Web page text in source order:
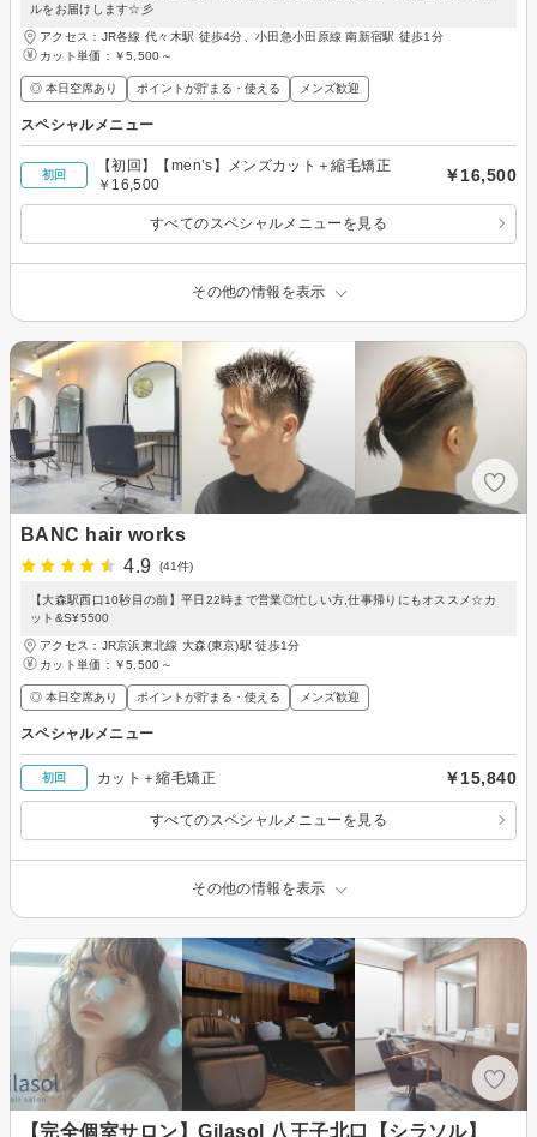
ルをお届けします☆彡
アクセス：JR各線 代々木駅 徒歩4分、小田急小田原線 南新宿駅 徒歩1分
カット単価： ￥5,500～
◎ 本日空席あり ポイントが貯まる・使える メンズ歓迎
スペシャルメニュー
初回
【初回】【men’s】メンズカット＋縮毛矯正
￥16,500
￥16,500
すべてのスペシャルメニューを見る
その他の情報を表示
BANC hair works
4.9
(41件)
【大森駅西口10秒目の前】平日22時まで営業◎忙しい方,仕事帰りにもオススメ☆カ
ット&S¥5500
アクセス：JR京浜東北線 大森(東京)駅 徒歩1分
カット単価： ￥5,500～
◎ 本日空席あり ポイントが貯まる・使える メンズ歓迎
スペシャルメニュー
初回 カット＋縮毛矯正 ￥15,840
すべてのスペシャルメニューを見る
その他の情報を表示
【完全個室サロン】Gilasol 八王子北口【シラソル】